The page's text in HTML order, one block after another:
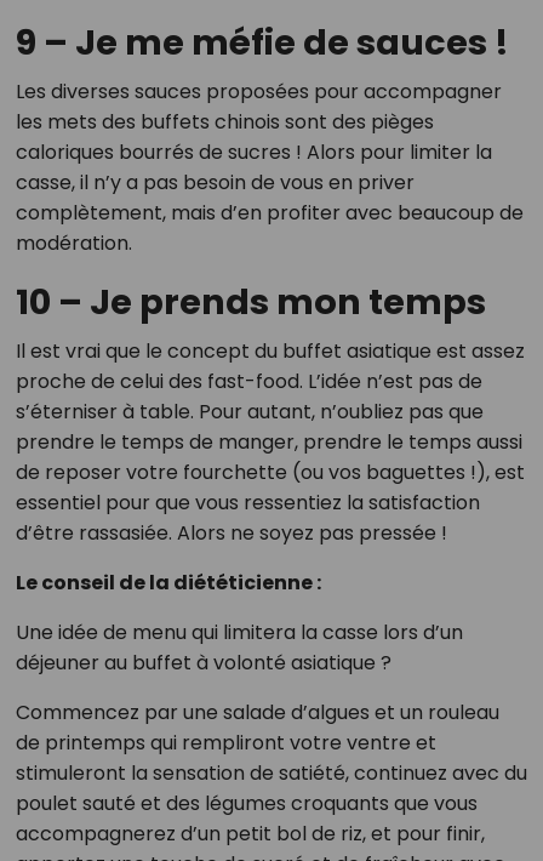
9 – Je me méfie de sauces !
Les diverses sauces proposées pour accompagner
les mets des buffets chinois sont des pièges
caloriques bourrés de sucres ! Alors pour limiter la
casse, il n’y a pas besoin de vous en priver
complètement, mais d’en profiter avec beaucoup de
modération.
10 – Je prends mon temps
Il est vrai que le concept du buffet asiatique est assez
proche de celui des fast-food. L’idée n’est pas de
s’éterniser à table. Pour autant, n’oubliez pas que
prendre le temps de manger, prendre le temps aussi
de reposer votre fourchette (ou vos baguettes !), est
essentiel pour que vous ressentiez la satisfaction
d’être rassasiée. Alors ne soyez pas pressée !
Le conseil de la diététicienne :
Une idée de menu qui limitera la casse lors d’un
déjeuner au buffet à volonté asiatique ?
Commencez par une salade d’algues et un rouleau
de printemps qui rempliront votre ventre et
stimuleront la sensation de satiété, continuez avec du
poulet sauté et des légumes croquants que vous
accompagnerez d’un petit bol de riz, et pour finir,